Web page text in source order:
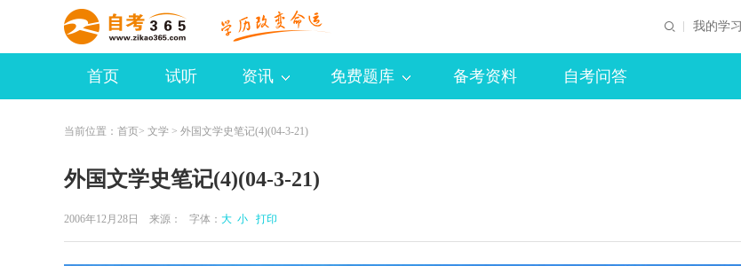
我的学习
首页 试听 资讯 免费题库 备考资料 自考问答
当前位置： 首页> 文学 > 外国文学史笔记(4)(04-3-21)
外国文学史笔记(4)(04-3-21)
2006年12月28日 来源： 字体： 大 小 打印